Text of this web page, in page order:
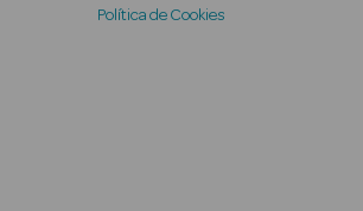
Política de Cookies